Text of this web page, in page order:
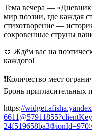
Тема вечера —
мир поэзии, где каждая
стихотворение —
сокровенные струны
🫶 Ждём вас на
каждого!
❗️Количество мест
Бронь пригласительных
https://